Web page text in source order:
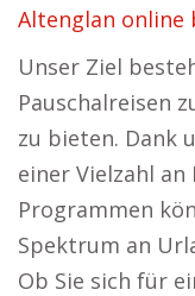
Altenglan online
Unser Ziel
Pauschalreisen
zu bieten. Dank
einer Vielzahl
Programmen
Spektrum an
Ob Sie sich für